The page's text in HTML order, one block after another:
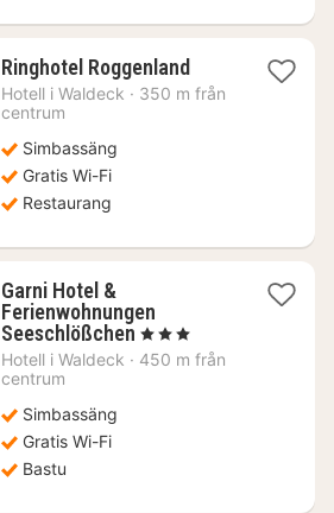
Ringhotel Roggenland1
natt
Hotell i Waldeck · 350 m från
centrum
Simbassäng
Gratis Wi-Fi
Restaurang
Garni Hotel &
Ferienwohnungen
Seeschlößchen 1
natt
, 3 Stjärnor
Hotell i Waldeck · 450 m från
centrum
Simbassäng
Gratis Wi-Fi
Bastu